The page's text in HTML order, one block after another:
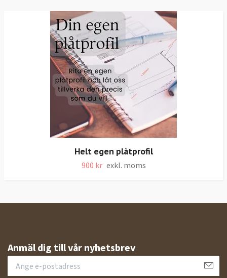
Helt egen plåtprofil
900 kr exkl. moms
Anmäl dig till vår nyhetsbrev